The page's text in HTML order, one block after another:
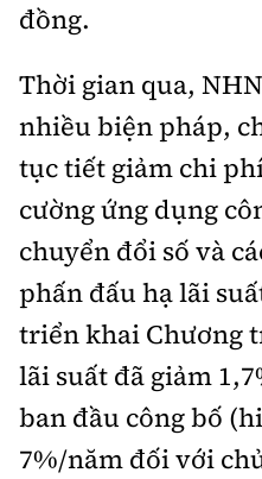
soạn
đồng.
Thời gian qua,
nhiều biện pháp,
tục tiết giảm chi
cường ứng dụng
chuyển đổi số và
phấn đấu hạ lãi
triển khai Chương
lãi suất đã giảm
ban đầu công bố
7%/năm đối với